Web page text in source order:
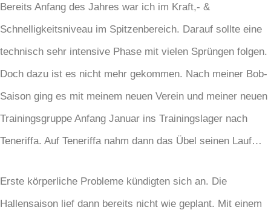
Bereits Anfang des Jahres war ich im Kraft,- &
Schnelligkeitsniveau im Spitzenbereich. Darauf sollte eine
technisch sehr intensive Phase mit vielen Sprüngen folgen.
Doch dazu ist es nicht mehr gekommen. Nach meiner Bob-
Saison ging es mit meinem neuen Verein und meiner neuen
Trainingsgruppe Anfang Januar ins Trainingslager nach
Teneriffa. Auf Teneriffa nahm dann das Übel seinen Lauf…
Erste körperliche Probleme kündigten sich an. Die
Hallensaison lief dann bereits nicht wie geplant. Mit einem